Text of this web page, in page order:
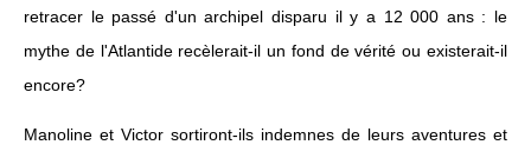
retracer le passé d'un archipel disparu il y a 12 000 ans : le
mythe de l'Atlantide recèlerait-il un fond de vérité ou existerait-il
encore?
Manoline et Victor sortiront-ils indemnes de leurs aventures et